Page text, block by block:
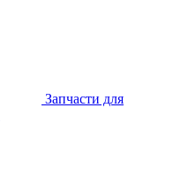
Запчасти для